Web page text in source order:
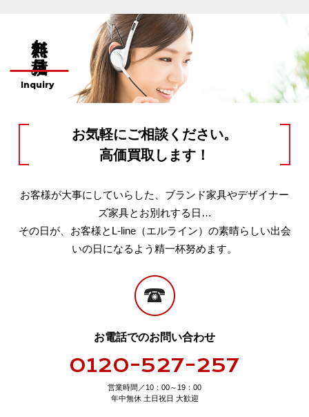
無料お見積り
Inquiry
お気軽にご相談ください。
高価買取します！
お客様が大事にしていらした、ブランド家具やデザイナー
ズ家具とお別れする日…
その日が、お客様とL-line（エルライン）の素晴らしい出会
いの日になるよう精一杯努めます。
お電話でのお問い合わせ
0120-527-257
営業時間／10：00～19：00
年中無休 土日祝日 大歓迎